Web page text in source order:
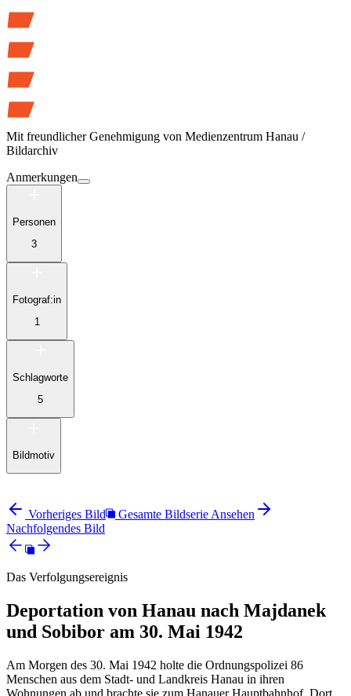
Mit freundlicher Genehmigung von Medienzentrum Hanau /
Bildarchiv
Anmerkungen
Personen
3
Fotograf:in
1
Schlagworte
5
Bildmotiv
Vorheriges Bild
Gesamte Bildserie Ansehen
Nachfolgendes Bild
Das Verfolgungsereignis
Deportation von Hanau nach Majdanek
und Sobibor am 30. Mai 1942
Am Morgen des 30. Mai 1942 holte die Ordnungspolizei 86
Menschen aus dem Stadt- und Landkreis Hanau in ihren
Wohnungen ab und brachte sie zum Hanauer Hauptbahnhof. Dort